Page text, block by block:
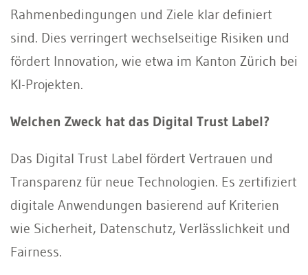
Rahmenbedingungen und Ziele klar definiert
sind. Dies verringert wechselseitige Risiken und
fördert Innovation, wie etwa im Kanton Zürich bei
KI-Projekten.
Welchen Zweck hat das Digital Trust Label?
Das Digital Trust Label fördert Vertrauen und
Transparenz für neue Technologien. Es zertifiziert
digitale Anwendungen basierend auf Kriterien
wie Sicherheit, Datenschutz, Verlässlichkeit und
Fairness.